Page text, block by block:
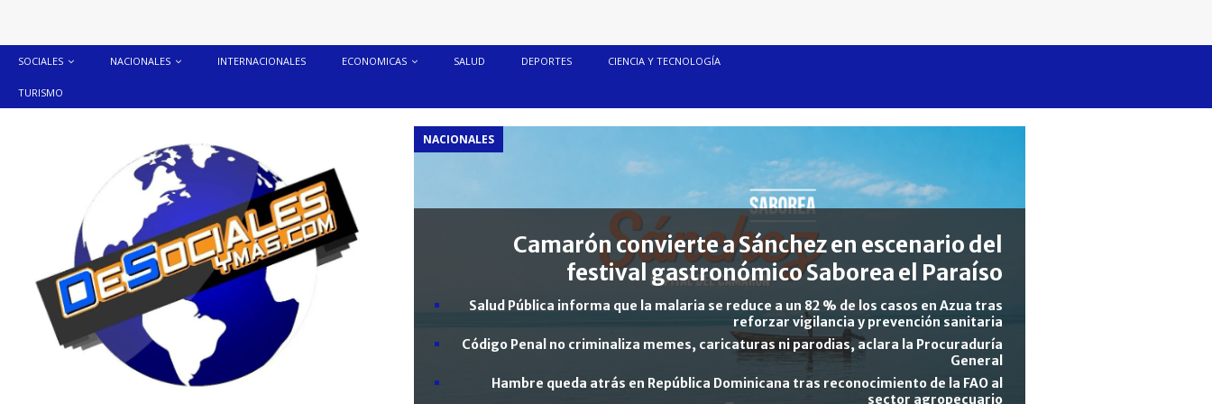
SOCIALES NACIONALES INTERNACIONALES ECONOMICAS SALUD DEPORTES CIENCIA Y TECNOLOGÍA
TURISMO
NACIONALES
Camarón convierte a Sánchez en escenario del
festival gastronómico Saborea el Paraíso
Salud Pública informa que la malaria se reduce a un 82 % de los casos en Azua tras
reforzar vigilancia y prevención sanitaria
Código Penal no criminaliza memes, caricaturas ni parodias, aclara la Procuraduría
General
Hambre queda atrás en República Dominicana tras reconocimiento de la FAO al
sector agropecuario